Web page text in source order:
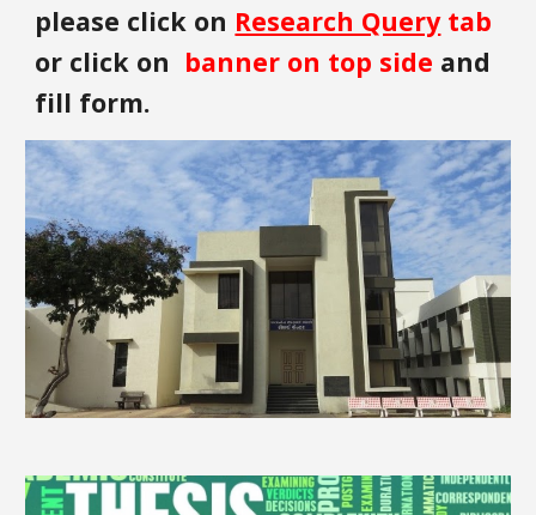
please click on Research Query tab
or click on banner on top side and
fill form.